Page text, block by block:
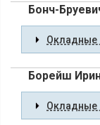
Бонч-
Окладные
Борейш
Окладные